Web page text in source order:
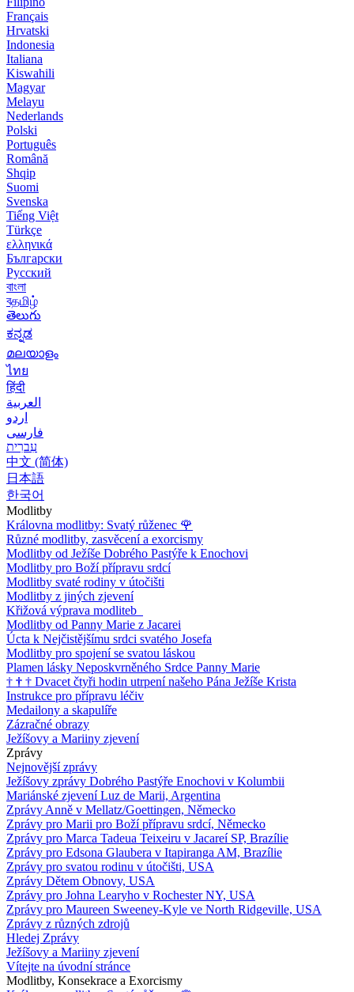
Français
Hrvatski
Indonesia
Italiana
Kiswahili
Magyar
Melayu
Nederlands
Polski
Português
Română
Shqip
Suomi
Svenska
Tiếng Việt
Türkçe
ελληνικά
Български
Русский
বাংলা
বதமிழ்
తెలుగు
ಕನ್ನಡ
മലയാളം
ไทย
हिंदी
العربية
اردو
فارسی
עִברִית
中文 (简体)
日本語
한국어
Modlitby
Královna modlitby: Svatý růženec 🌹
Různé modlitby, zasvěcení a exorcismy
Modlitby od Ježíše Dobrého Pastýře k Enochovi
Modlitby pro Boží přípravu srdcí
Modlitby svaté rodiny v útočišti
Modlitby z jiných zjevení
Křižová výprava modliteb
Modlitby od Panny Marie z Jacarei
Úcta k Nejčistějšímu srdci svatého Josefa
Modlitby pro spojení se svatou láskou
Plamen lásky Neposkvrněného Srdce Panny Marie
† † † Dvacet čtyři hodin utrpení našeho Pána Ježíše Krista
Instrukce pro přípravu léčiv
Medailony a skapulíře
Zázračné obrazy
Ježíšovy a Mariiny zjevení
Zprávy
Nejnovější zprávy
Ježíšovy zprávy Dobrého Pastýře Enochovi v Kolumbii
Mariánské zjevení Luz de Marii, Argentina
Zprávy Anně v Mellatz/Goettingen, Německo
Zprávy pro Marii pro Boží přípravu srdcí, Německo
Zprávy pro Marca Tadeua Teixeiru v Jacareí SP, Brazílie
Zprávy pro Edsona Glaubera v Itapiranga AM, Brazílie
Zprávy pro svatou rodinu v útočišti, USA
Zprávy Dětem Obnovy, USA
Zprávy pro Johna Learyho v Rochester NY, USA
Zprávy pro Maureen Sweeney-Kyle ve North Ridgeville, USA
Zprávy z různých zdrojů
Hledej Zprávy
Ježíšovy a Mariiny zjevení
Vítejte na úvodní stránce
Modlitby, Konsekrace a Exorcismy